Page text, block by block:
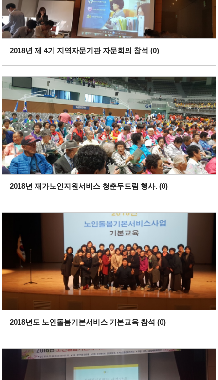
2018년 제 4기 지역자문기관 자문회의 참석 (0)
2018년 재가노인지원서비스 청춘두드림 행사. (0)
2018년도 노인돌봄기본서비스 기본교육 참석 (0)